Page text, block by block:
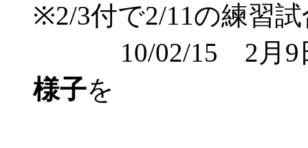
※2/3付で2/11の練習
10/02/15 2月9日
様子を